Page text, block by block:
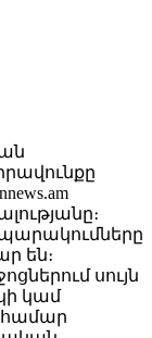
են։
սույն
կամ